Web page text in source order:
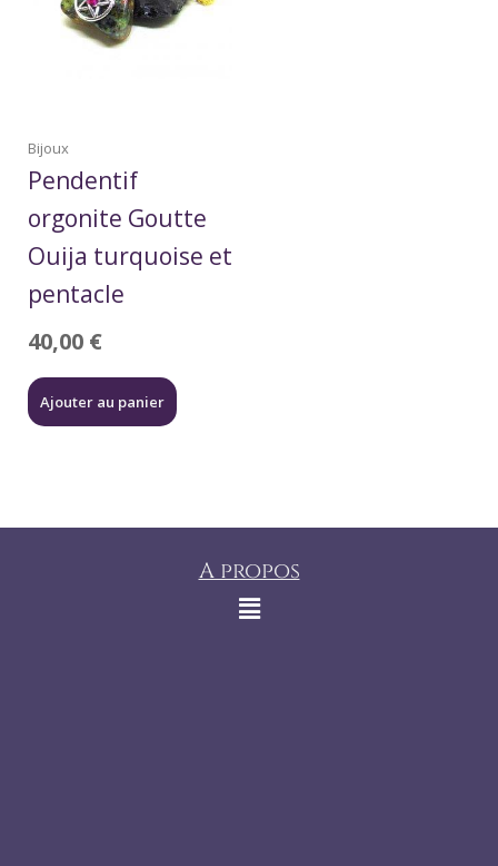
Bijoux
Pendentif
orgonite Goutte
Ouija turquoise et
pentacle
40,00 €
Ajouter au panier
A propos